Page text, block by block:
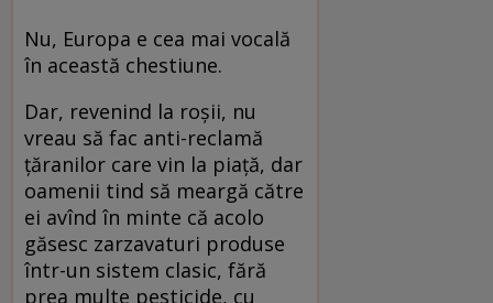
Nu, Europa e cea mai vocală
în această chestiune.
Dar, revenind la roşii, nu
vreau să fac anti-reclamă
ţăranilor care vin la piaţă, dar
oamenii tind să meargă către
ei avînd în minte că acolo
găsesc zarzavaturi produse
într-un sistem clasic, fără
prea multe pesticide, cu